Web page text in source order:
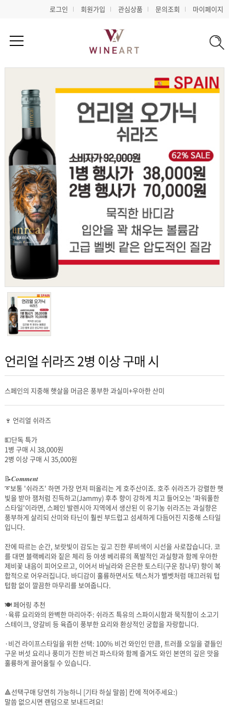
로그인 회원가입 관심상품 문의조회 마이페이지
언리얼 쉬라즈 2병 이상 구매 시
스페인의 지중해 햇살을 머금은 풍부한 과실미+우아한 산미
🍷 언리얼 쉬라즈
💵단독 특가
1병 구매 시 38,000원
2병 이상 구매 시 35,000원
📝𝑪𝒐𝒎𝒎𝒆𝒏𝒕
입니다.
텁함 없이 깔끔한 마무리를 보여줍니다.
🍽️ 페어링 추천
스테이크, 양갈비 등 육즙이 풍부한 요리와 환상적인 궁합을 자랑합니다.
훌륭하게 끌어올릴 수 있습니다.
🔺선택구매 당연히 가능하니 [기타 하실 말씀] 칸에 적어주세요:)
말씀 없으시면 랜덤으로 보내드려요!